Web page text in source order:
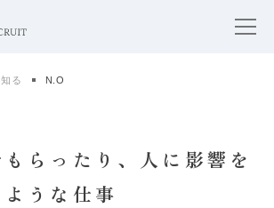
る N.O
らったり、人に影響を
うな仕事